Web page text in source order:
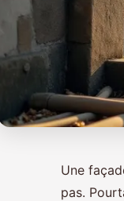
Une
pas.